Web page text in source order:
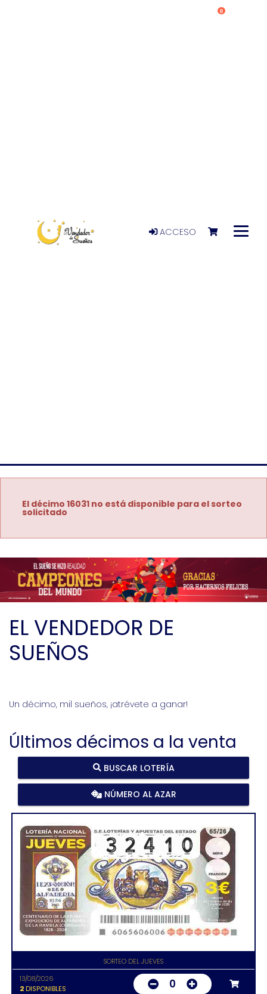
ACCESO
0
El décimo 16031 no está disponible para el sorteo
solicitado
EL VENDEDOR DE
SUEÑOS
Un décimo, mil sueños, ¡atrévete a ganar!
Últimos décimos a la venta
BUSCAR LOTERÍA
NÚMERO AL AZAR
SORTEO DEL JUEVES
13/08/2026
2DISPONIBLES 0